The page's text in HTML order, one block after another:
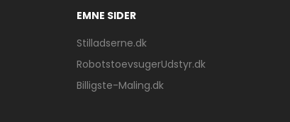
EMNE SIDER
Stilladserne.dk
RobotstoevsugerUdstyr.dk
Billigste-Maling.dk